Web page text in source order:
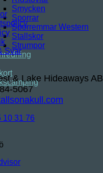
Smycken
Sporrar
Sporremmar Western
Stallskor
Strumpor
Svar
& Lake Hideaways AB
5067
10 31 76